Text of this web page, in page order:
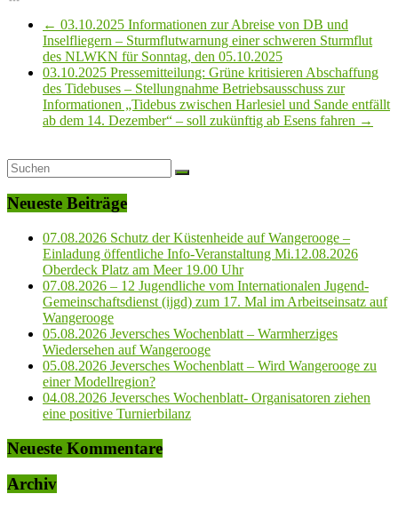
← 03.10.2025 Informationen zur Abreise von DB und
Inselfliegern – Sturmflutwarnung einer schweren Sturmflut
des NLWKN für Sonntag, den 05.10.2025
03.10.2025 Pressemitteilung: Grüne kritisieren Abschaffung
des Tidebuses – Stellungnahme Betriebsausschuss zur
Informationen „Tidebus zwischen Harlesiel und Sande entfällt
ab dem 14. Dezember“ – soll zukünftig ab Esens fahren →
Neueste Beiträge
07.08.2026 Schutz der Küstenheide auf Wangerooge –
Einladung öffentliche Info-Veranstaltung Mi.12.08.2026
Oberdeck Platz am Meer 19.00 Uhr
07.08.2026 – 12 Jugendliche vom Internationalen Jugend-
Gemeinschaftsdienst (ijgd) zum 17. Mal im Arbeitseinsatz auf
Wangerooge
05.08.2026 Jeversches Wochenblatt – Warmherziges
Wiedersehen auf Wangerooge
05.08.2026 Jeversches Wochenblatt – Wird Wangerooge zu
einer Modellregion?
04.08.2026 Jeversches Wochenblatt- Organisatoren ziehen
eine positive Turnierbilanz
Neueste Kommentare
Archiv